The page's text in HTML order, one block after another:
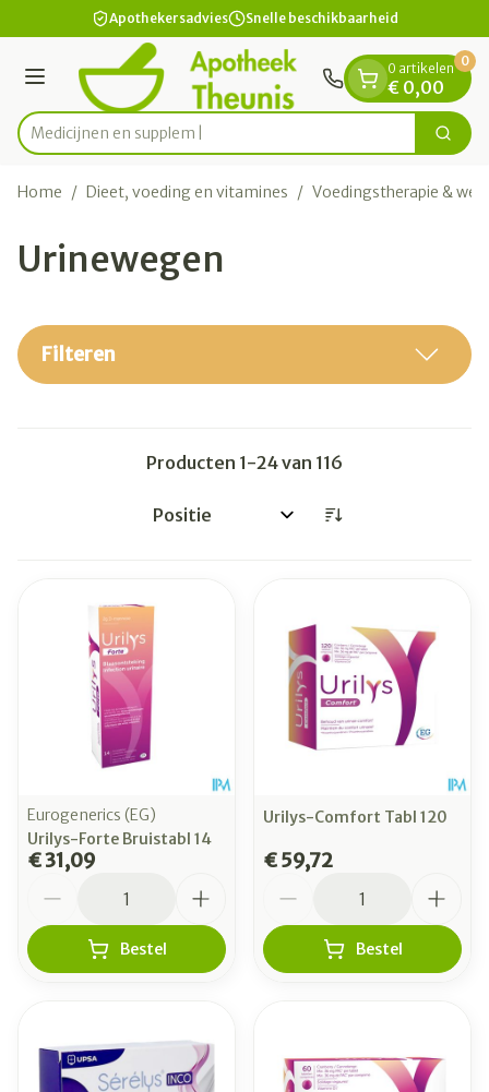
Ga naar de inhoudApothekersadvies Snelle beschikbaarheid
Menu
Product, merk, categorie... Zoek
0 artikelen
€ 0,00
0
Home / Dieet, voeding en vitamines / Voedingstherapie &
Urinewegen
Filteren
Producten 1-24van 116
Sorteer op:
Eurogenerics (EG)
Urilys-Forte Bruistabl 14
€ 31,09
Bestel
Urilys-Comfort Tabl 120
€ 59,72
Bestel